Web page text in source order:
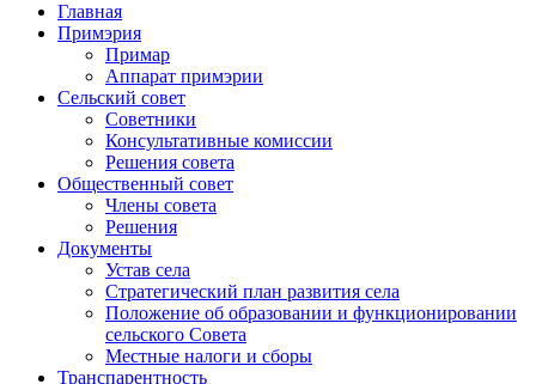
Примэрия Чишмикиой
Главная
Примэрия
Примар
Аппарат примэрии
Сельский совет
Советники
Консультативные комиссии
Решения совета
Общественный совет
Члены совета
Решения
Документы
Устав села
Стратегический план развития села
Положение об образовании и функционировании
сельского Совета
Местные налоги и сборы
Транспарентность